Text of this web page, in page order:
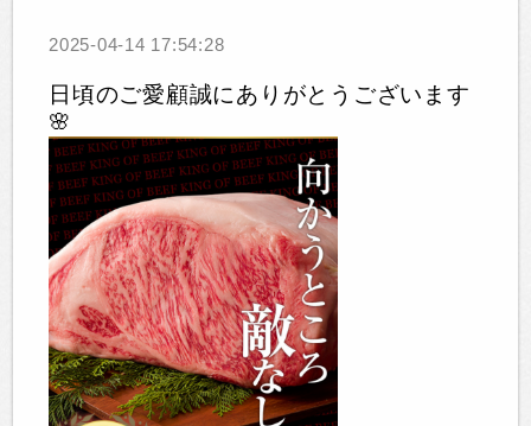
2025-04-14 17:54:28
日頃のご愛顧誠にありがとうございます
🌸